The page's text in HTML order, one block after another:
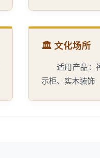
🏛️ 文化场所
适用产品：
示柜、实木装饰